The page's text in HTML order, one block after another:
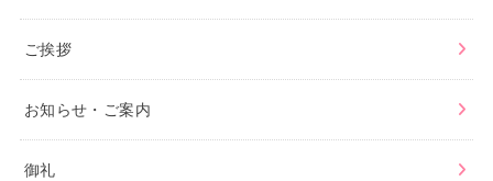
ご挨拶
お知らせ・ご案内
御礼